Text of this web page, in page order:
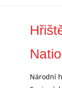
Národní